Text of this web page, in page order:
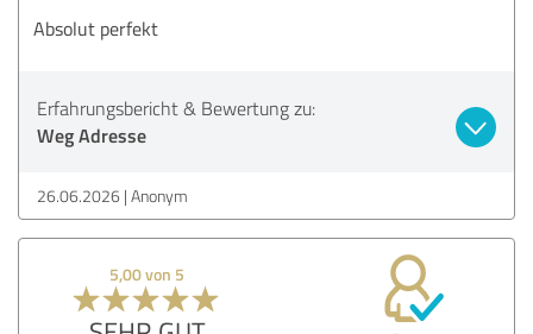
Absolut perfekt
Erfahrungsbericht & Bewertung zu:
Weg Adresse
26.06.2026 Anonym
5,00 von 5